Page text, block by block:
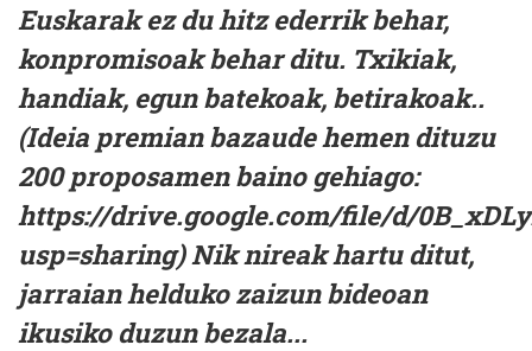
Euskarak ez du hitz ederrik behar,
konpromisoak behar ditu. Txikiak,
handiak, egun batekoak, betirakoak..
(Ideia premian bazaude hemen dituzu
200 proposamen baino gehiago:
https://drive.google.com/file/d/
usp=sharing) Nik nireak hartu ditut,
jarraian helduko zaizun bideoan
ikusiko duzun bezala...